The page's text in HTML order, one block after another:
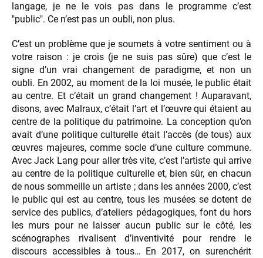
langage, je ne le vois pas dans le programme c’est
"public". Ce n’est pas un oubli, non plus.
C’est un problème que je soumets à votre sentiment ou à
votre raison : je crois (je ne suis pas sûre) que c’est le
signe d’un vrai changement de paradigme, et non un
oubli. En 2002, au moment de la loi musée, le public était
au centre. Et c’était un grand changement ! Auparavant,
disons, avec Malraux, c’était l’art et l’œuvre qui étaient au
centre de la politique du patrimoine. La conception qu’on
avait d’une politique culturelle était l’accès (de tous) aux
œuvres majeures, comme socle d’une culture commune.
Avec Jack Lang pour aller très vite, c’est l’artiste qui arrive
au centre de la politique culturelle et, bien sûr, en chacun
de nous sommeille un artiste ; dans les années 2000, c’est
le public qui est au centre, tous les musées se dotent de
service des publics, d’ateliers pédagogiques, font du hors
les murs pour ne laisser aucun public sur le côté, les
scénographes rivalisent d’inventivité pour rendre le
discours accessibles à tous… En 2017, on surenchérit